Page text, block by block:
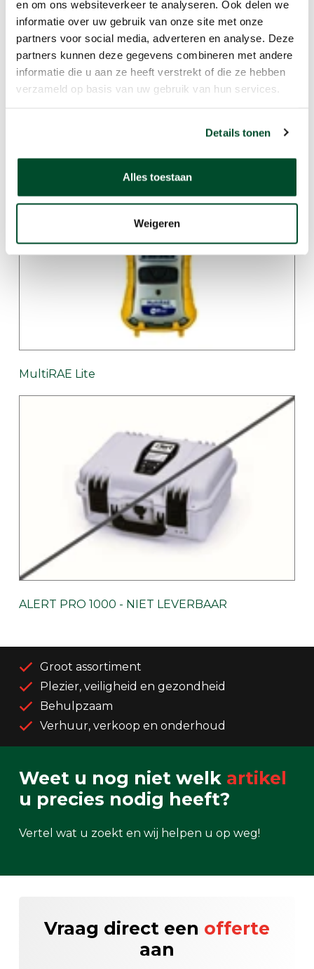
en om ons websiteverkeer te analyseren. Ook delen we
informatie over uw gebruik van onze site met onze
partners voor social media, adverteren en analyse. Deze
partners kunnen deze gegevens combineren met andere
informatie die u aan ze heeft verstrekt of die ze hebben
verzameld op basis van uw gebruik van hun services.
Details tonen
Alles toestaan
Weigeren
MultiRAE Lite
ALERT PRO 1000 - NIET LEVERBAAR
Groot assortiment
Plezier, veiligheid en gezondheid
Behulpzaam
Verhuur, verkoop en onderhoud
Weet u nog niet welk artikel
u precies nodig heeft?
Vertel wat u zoekt en wij helpen u op weg!
Vraag direct een offerte
aan